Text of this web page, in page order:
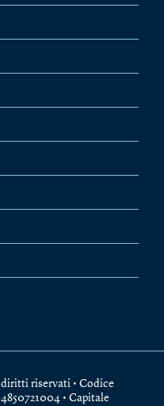
riservati • Codice
• Capitale